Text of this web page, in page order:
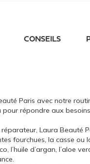
CONSEILS
Paris avec notre
répondre aux
Laura
fourchues, la casse
d’argan, l’aloe